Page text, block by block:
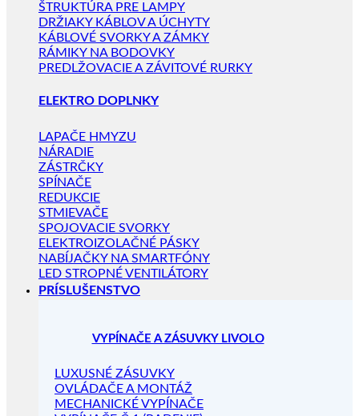
ŠTRUKTÚRA PRE LAMPY
DRŽIAKY KÁBLOV A ÚCHYTY
KÁBLOVÉ SVORKY A ZÁMKY
RÁMIKY NA BODOVKY
PREDLŽOVACIE A ZÁVITOVÉ RURKY
ELEKTRO DOPLNKY
LAPAČE HMYZU
NÁRADIE
ZÁSTRČKY
SPÍNAČE
REDUKCIE
STMIEVAČE
SPOJOVACIE SVORKY
ELEKTROIZOLAČNÉ PÁSKY
NABÍJAČKY NA SMARTFÓNY
LED STROPNÉ VENTILÁTORY
PRÍSLUŠENSTVO
VYPÍNAČE A ZÁSUVKY LIVOLO
LUXUSNÉ ZÁSUVKY
OVLÁDAČE A MONTÁŽ
MECHANICKÉ VYPÍNAČE